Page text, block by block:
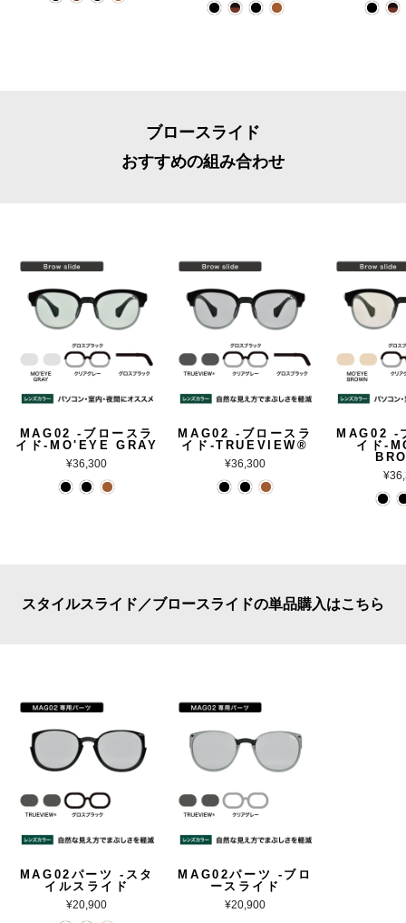
ブロースライド
おすすめの組み合わせ
MAG02 -ブロースラ
イド-MO'EYE GRAY
¥36,300
MAG02 -ブロースラ
イド-TRUEVIEW®
¥36,300
MAG02 -
イド-
スタイルスライド／ブロースライドの単品購入はこちら
MAG02パーツ -スタ
イルスライド
¥20,900
MAG02パーツ -ブロ
ースライド
¥20,900